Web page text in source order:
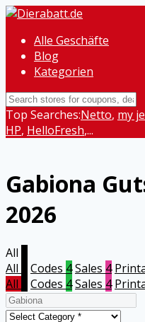
Alle Geschäfte
Blog
Kategorien
Top Searches:Netto, my
HP, HelloFresh,...
Gabiona
2026
All
All
Codes 4Sales 4
All
Codes 4Sales 4